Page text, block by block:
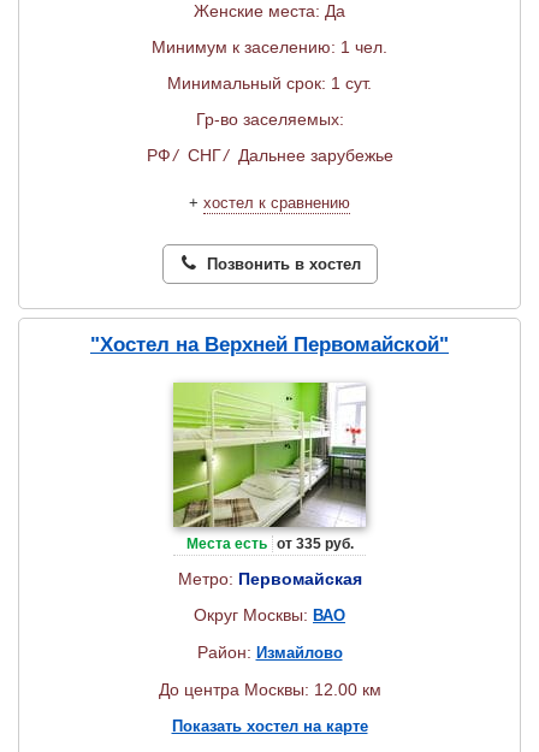
Женские места: Да
Минимум к заселению: 1 чел.
Минимальный срок: 1 сут.
Гр-во заселяемых:
РФ/ СНГ/ Дальнее зарубежье
+ хостел к сравнению
Позвонить в хостел
"Хостел на Верхней Первомайской"
Места есть от 335 руб.
Метро: Первомайская
Округ Москвы: ВАО
Район: Измайлово
До центра Москвы: 12.00 км
Показать хостел на карте